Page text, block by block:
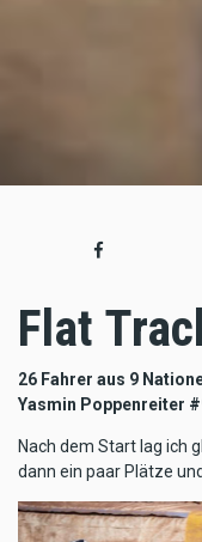
Flat
26 Fahrer aus 9
Yasmin Poppenreiter
Nach dem Start lag ich
dann ein paar Plätze